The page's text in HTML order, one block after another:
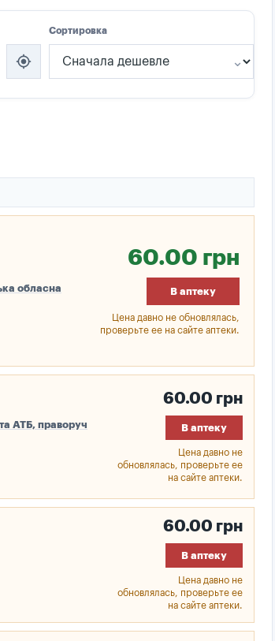
Сортировка
my_location
обласна
60.00 грн
В аптеку
Цена давно не обновлялась,
проверьте ее на сайте аптеки.
АТБ, праворуч
60.00 грн
В аптеку
Цена давно не
обновлялась, проверьте ее
на сайте аптеки.
60.00 грн
В аптеку
Цена давно не
обновлялась, проверьте ее
на сайте аптеки.